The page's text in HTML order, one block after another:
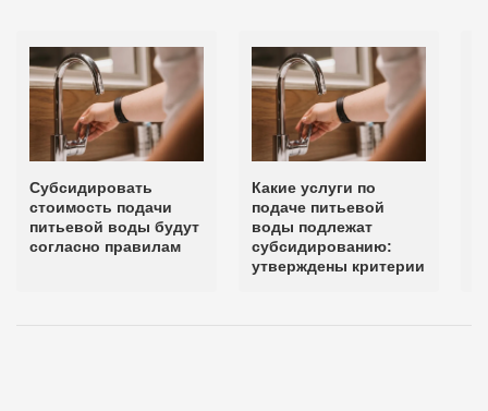
Субсидировать
стоимость подачи
питьевой воды будут
согласно правилам
Какие услуги по
подаче питьевой
воды подлежат
субсидированию:
утверждены критерии